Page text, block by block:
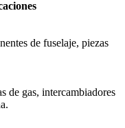
de fuselaje, piezas
de gas, intercambiadores